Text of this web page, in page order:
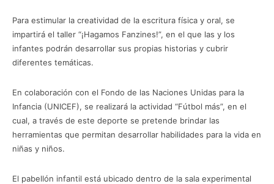
Para estimular la creatividad de la escritura física y oral, se
impartirá el taller “¡Hagamos Fanzines!”, en el que las y los
infantes podrán desarrollar sus propias historias y cubrir
diferentes temáticas.
En colaboración con el Fondo de las Naciones Unidas para la
Infancia (UNICEF), se realizará la actividad “Fútbol más”, en el
cual, a través de este deporte se pretende brindar las
herramientas que permitan desarrollar habilidades para la vida en
niñas y niños.
El pabellón infantil está ubicado dentro de la sala experimental